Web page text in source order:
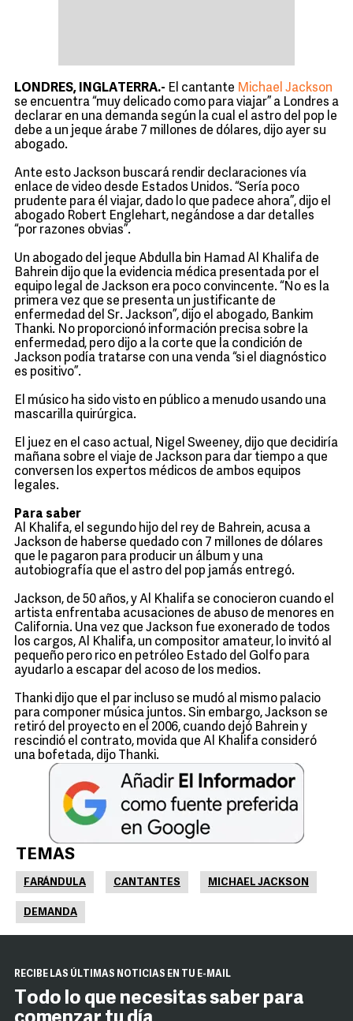
LONDRES, INGLATERRA.- El cantante Michael Jackson
se encuentra “muy delicado como para viajar” a Londres a
declarar en una demanda según la cual el astro del pop le
debe a un jeque árabe 7 millones de dólares, dijo ayer su
abogado.
Ante esto Jackson buscará rendir declaraciones vía
enlace de video desde Estados Unidos. “Sería poco
prudente para él viajar, dado lo que padece ahora”, dijo el
abogado Robert Englehart, negándose a dar detalles
“por razones obvias”.
Un abogado del jeque Abdulla bin Hamad Al Khalifa de
Bahrein dijo que la evidencia médica presentada por el
equipo legal de Jackson era poco convincente. “No es la
primera vez que se presenta un justificante de
enfermedad del Sr. Jackson”, dijo el abogado, Bankim
Thanki. No proporcionó información precisa sobre la
enfermedad, pero dijo a la corte que la condición de
Jackson podía tratarse con una venda “si el diagnóstico
es positivo”.
El músico ha sido visto en público a menudo usando una
mascarilla quirúrgica.
El juez en el caso actual, Nigel Sweeney, dijo que decidiría
mañana sobre el viaje de Jackson para dar tiempo a que
conversen los expertos médicos de ambos equipos
legales.
Para saber
Al Khalifa, el segundo hijo del rey de Bahrein, acusa a
Jackson de haberse quedado con 7 millones de dólares
que le pagaron para producir un álbum y una
autobiografía que el astro del pop jamás entregó.
Jackson, de 50 años, y Al Khalifa se conocieron cuando el
artista enfrentaba acusaciones de abuso de menores en
California. Una vez que Jackson fue exonerado de todos
los cargos, Al Khalifa, un compositor amateur, lo invitó al
pequeño pero rico en petróleo Estado del Golfo para
ayudarlo a escapar del acoso de los medios.
Thanki dijo que el par incluso se mudó al mismo palacio
para componer música juntos. Sin embargo, Jackson se
retiró del proyecto en el 2006, cuando dejó Bahrein y
rescindió el contrato, movida que Al Khalifa consideró
una bofetada, dijo Thanki.
TEMAS
FARÁNDULA CANTANTES MICHAEL JACKSON
DEMANDA
RECIBE LAS ÚLTIMAS NOTICIAS EN TU E-MAIL
Todo lo que necesitas saber para